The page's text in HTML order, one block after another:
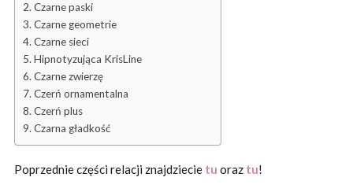
Czarne paski
Czarne geometrie
Czarne sieci
Hipnotyzująca KrisLine
Czarne zwierzę
Czerń ornamentalna
Czerń plus
Czarna gładkość
Poprzednie części relacji znajdziecie tu oraz tu!